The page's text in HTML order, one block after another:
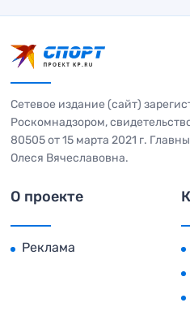
Сетевое издание (сайт)
Роскомнадзором,
80505 от 15 марта 2021 г.
Олеся Вячеславовна.
О проекте
Реклама